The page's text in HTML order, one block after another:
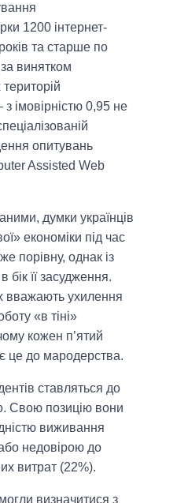
1200 інтернет-
та старше по
за винятком
імовірністю 0,95 не
опитувань
Assisted Web
думки українців
економіки під час
порівну, однак із
її засудження.
вважають ухилення
«в тіні»
кожен п’ятий
це до мародерства.
ставляться до
Свою позицію вони
виживання
недовірою до
витрат (22%).
визначитися з